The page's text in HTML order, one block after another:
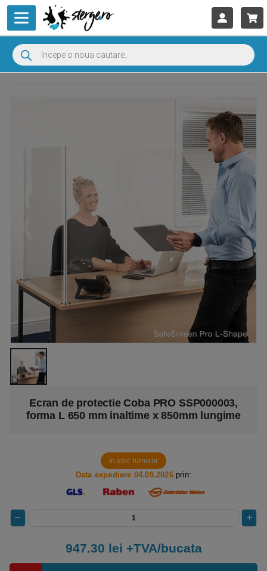
Ecran de protectie Coba PRO SSP000003,
forma L 650 mm inaltime x 850mm lungime
In stoc furnizor
Data expediere 04.09.2026prin:
947.30 lei +TVA/bucata